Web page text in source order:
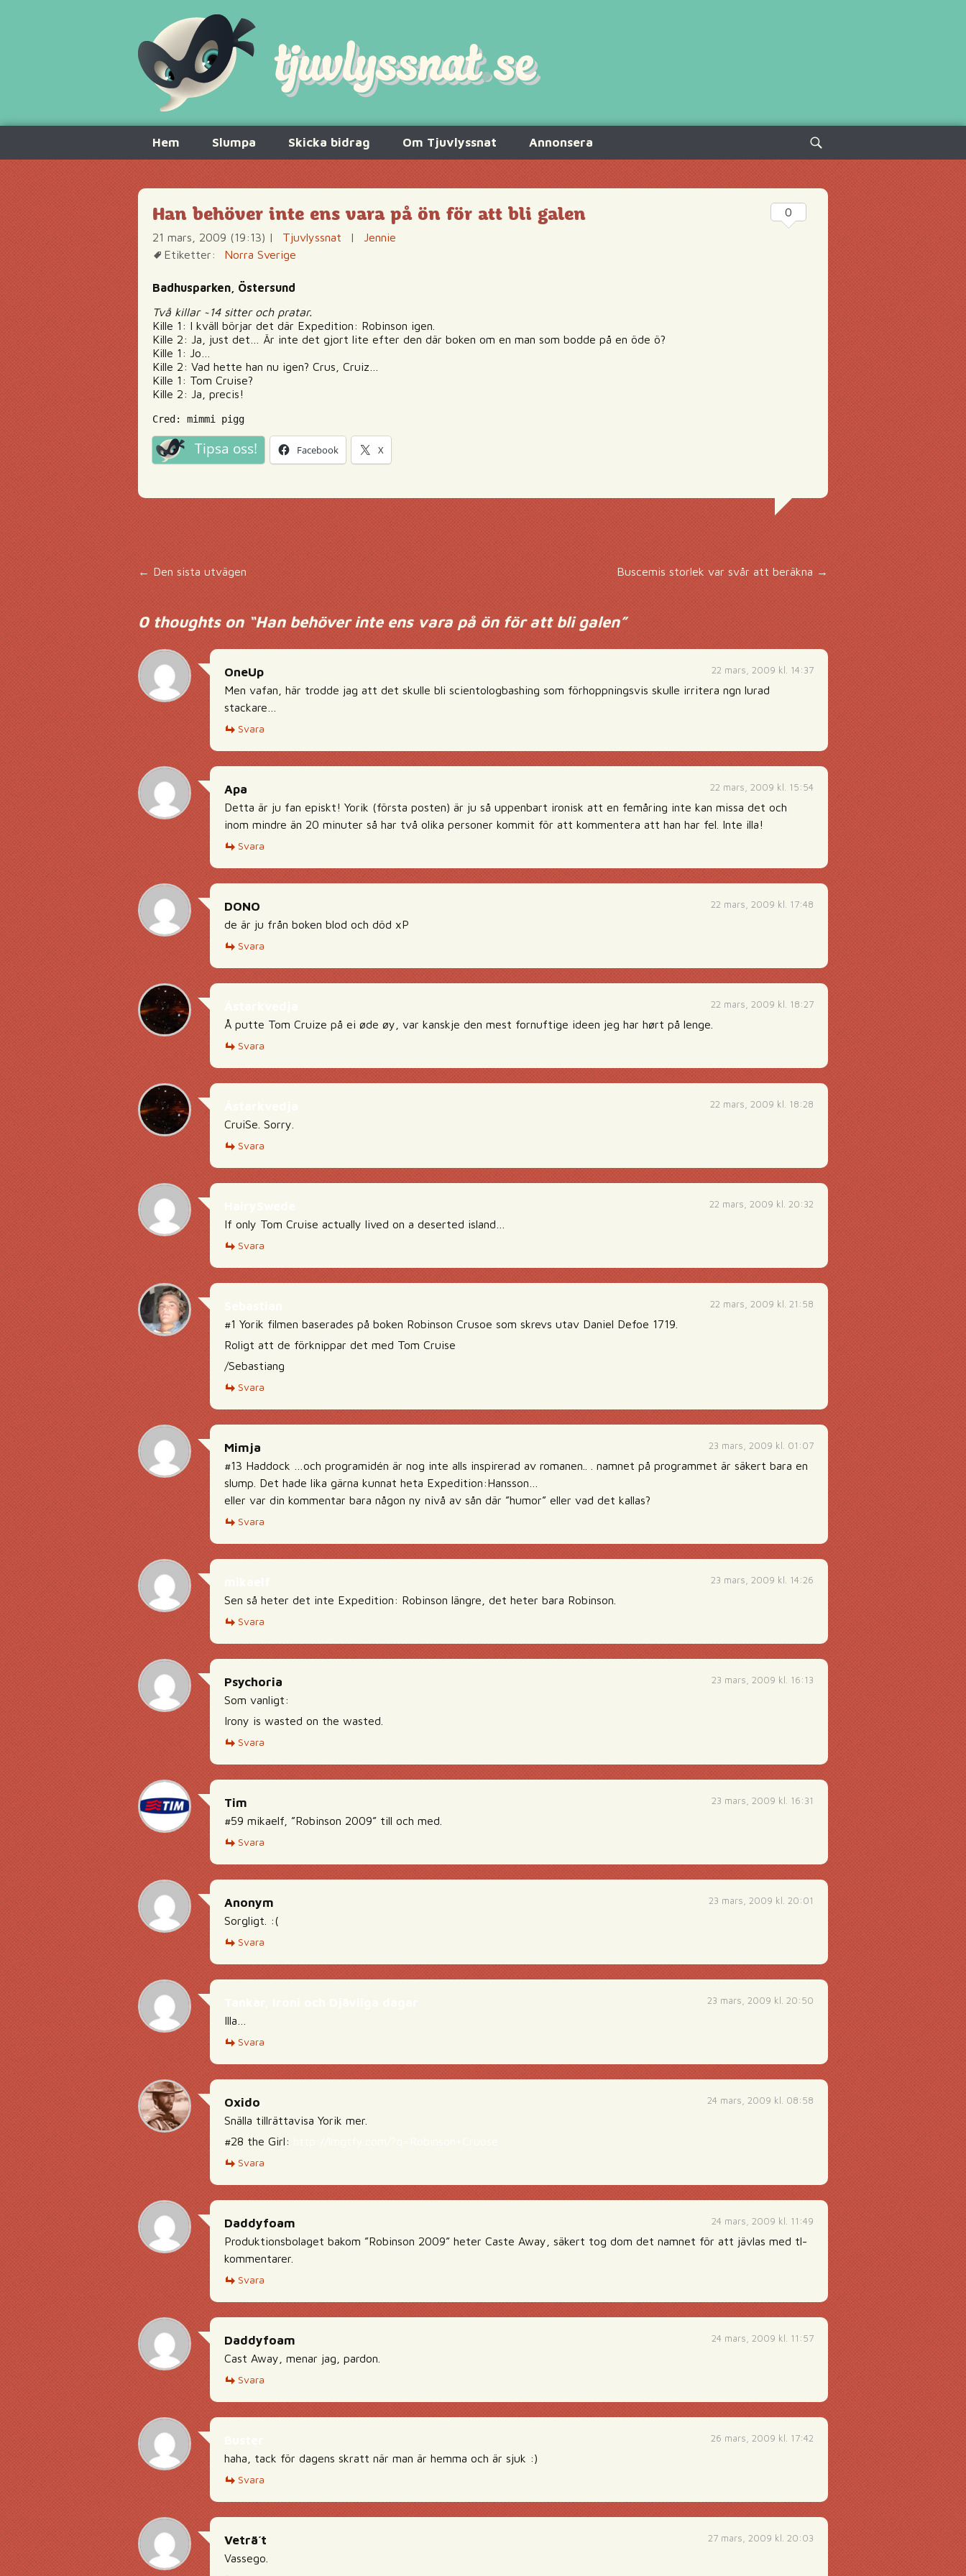
innehåll
Hem Slumpa Skicka bidrag Om Tjuvlyssnat Annonsera
Sök
efter:
Han behöver inte ens vara på ön för att bli galen
21 mars, 2009 (19:13) | Tjuvlyssnat |
Jennie
Etiketter:
Norra Sverige
Badhusparken, Östersund
Två killar ~14 sitter och pratar.
Kille 1: I kväll börjar det där Expedition: Robinson igen.
Kille 2: Ja, just det… Är inte det gjort lite efter den där boken om en man som bodde på en öde ö?
Kille 1: Jo…
Kille 2: Vad hette han nu igen? Crus, Cruiz…
Kille 1: Tom Cruise?
Kille 2: Ja, precis!
Cred: mimmi pigg
Tipsa oss! Facebook X
0
Inläggsnavigering
←Den sista utvägen Buscemis storlek var svår att beräkna→
0 thoughts on “Han behöver inte ens vara på ön för att bli galen”
22 mars, 2009 kl. 14:37
OneUp
Men vafan, här trodde jag att det skulle bli scientologbashing som förhoppningsvis skulle irritera ngn lurad
stackare…
Svara
22 mars, 2009 kl. 15:54
Apa
Detta är ju fan episkt! Yorik (första posten) är ju så uppenbart ironisk att en femåring inte kan missa det och
inom mindre än 20 minuter så har två olika personer kommit för att kommentera att han har fel. Inte illa!
Svara
22 mars, 2009 kl. 17:48
DONO
de är ju från boken blod och död xP
Svara
22 mars, 2009 kl. 18:27
Å putte Tom Cruize på ei øde øy, var kanskje den mest fornuftige ideen jeg har hørt på lenge.
Svara
22 mars, 2009 kl. 18:28
CruiSe. Sorry.
Svara
22 mars, 2009 kl. 20:32
If only Tom Cruise actually lived on a deserted island…
Svara
22 mars, 2009 kl. 21:58
#1 Yorik filmen baserades på boken Robinson Crusoe som skrevs utav Daniel Defoe 1719.
Roligt att de förknippar det med Tom Cruise
/Sebastiang
Svara
23 mars, 2009 kl. 01:07
Mimja
#13 Haddock …och programidén är nog inte alls inspirerad av romanen.. . namnet på programmet är säkert bara en
slump. Det hade lika gärna kunnat heta Expedition:Hansson…
eller var din kommentar bara någon ny nivå av sån där ”humor” eller vad det kallas?
Svara
23 mars, 2009 kl. 14:26
Sen så heter det inte Expedition: Robinson längre, det heter bara Robinson.
Svara
23 mars, 2009 kl. 16:13
Psychoria
Som vanligt:
Irony is wasted on the wasted.
Svara
23 mars, 2009 kl. 16:31
Tim
#59 mikaelf, ”Robinson 2009” till och med.
Svara
23 mars, 2009 kl. 20:01
Anonym
Sorgligt. :(
Svara
23 mars, 2009 kl. 20:50
Illa…
Svara
24 mars, 2009 kl. 08:58
Oxido
Snälla tillrättavisa Yorik mer.
#28 the Girl:
Svara
24 mars, 2009 kl. 11:49
Daddyfoam
Produktionsbolaget bakom ”Robinson 2009” heter Caste Away, säkert tog dom det namnet för att jävlas med tl-
kommentarer.
Svara
24 mars, 2009 kl. 11:57
Daddyfoam
Cast Away, menar jag, pardon.
Svara
26 mars, 2009 kl. 17:42
haha, tack för dagens skratt när man är hemma och är sjuk :)
Svara
27 mars, 2009 kl. 20:03
Veträ´t
Vassego.